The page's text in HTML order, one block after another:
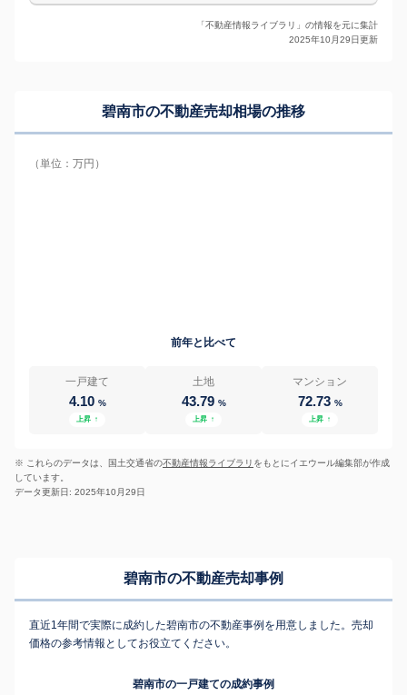
「不動産情報ライブラリ」の情報を元に集計
2025年10月29日更新
碧南市の不動産売却相場の推移
（単位：万円）
前年と比べて
一戸建て
4.10 %
上昇 ↑
土地
43.79 %
上昇 ↑
マンション
72.73 %
上昇 ↑
※ これらのデータは、国土交通省の不動産情報ライブラリ をもとにイエウール編集部が作成
しています。
データ更新日: 2025年10月29日
碧南市の不動産売却事例
直近1年間で実際に成約した碧南市の不動産事例を用意しました。売却
価格の参考情報としてお役立てください。
碧南市の一戸建ての成約事例